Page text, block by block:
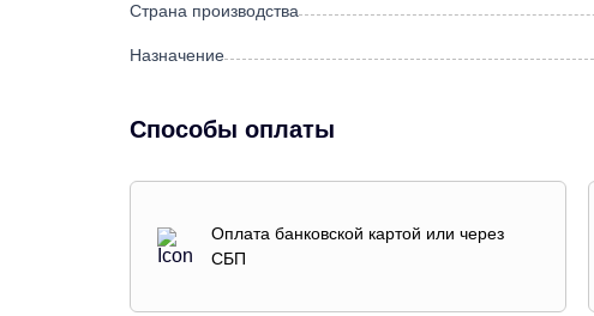
Страна производства
Назначение
Способы оплаты
Оплата банковской картой или через
СБП